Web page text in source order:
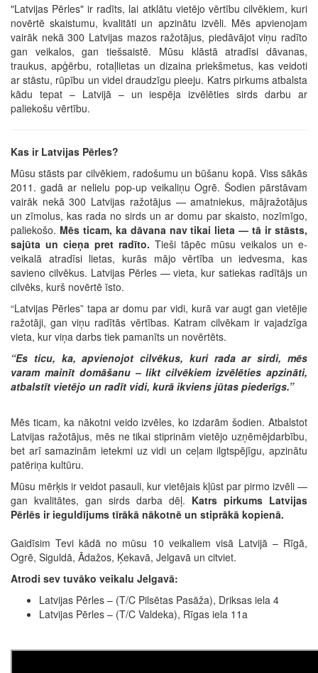
"Latvijas Pērles" ir radīts, lai atklātu vietējo vērtību cilvēkiem, kuri
novērtē skaistumu, kvalitāti un apzinātu izvēli. Mēs apvienojam
vairāk nekā 300 Latvijas mazos ražotājus, piedāvājot viņu radīto
gan veikalos, gan tiešsaistē. Mūsu klāstā atradīsi dāvanas,
traukus, apģērbu, rotaļlietas un dizaina priekšmetus, kas veidoti
ar stāstu, rūpību un videi draudzīgu pieeju. Katrs pirkums atbalsta
kādu tepat – Latvijā – un iespēja izvēlēties sirds darbu ar
paliekošu vērtību.
Kas ir Latvijas Pērles?
Mūsu stāsts par cilvēkiem, radošumu un būšanu kopā. Viss sākās
2011. gadā ar nelielu pop-up veikaliņu Ogrē. Šodien pārstāvam
vairāk nekā 300 Latvijas ražotājus — amatniekus, mājražotājus
un zīmolus, kas rada no sirds un ar domu par skaisto, nozīmīgo,
paliekošo. Mēs ticam, ka dāvana nav tikai lieta — tā ir stāsts,
sajūta un cieņa pret radīto. Tieši tāpēc mūsu veikalos un e-
veikalā atradīsi lietas, kurās mājo vērtība un iedvesma, kas
savieno cilvēkus. Latvijas Pērles — vieta, kur satiekas radītājs un
cilvēks, kurš novērtē īsto.
“Latvijas Pērles” tapa ar domu par vidi, kurā var augt gan vietējie
ražotāji, gan viņu radītās vērtības. Katram cilvēkam ir vajadzīga
vieta, kur viņa darbs tiek pamanīts un novērtēts.
“Es ticu, ka, apvienojot cilvēkus, kuri rada ar sirdi, mēs
varam mainīt domāšanu – likt cilvēkiem izvēlēties apzināti,
atbalstīt vietējo un radīt vidi, kurā ikviens jūtas piederīgs.”
Mēs ticam, ka nākotni veido izvēles, ko izdarām šodien. Atbalstot
Latvijas ražotājus, mēs ne tikai stiprinām vietējo uzņēmējdarbību,
bet arī samazinām ietekmi uz vidi un ceļam ilgtspējīgu, apzinātu
patēriņa kultūru.
Mūsu mērķis ir veidot pasauli, kur vietējais kļūst par pirmo izvēli —
gan kvalitātes, gan sirds darba dēļ. Katrs pirkums Latvijas
Pērlēs ir ieguldījums tīrākā nākotnē un stiprākā kopienā.
Gaidīsim Tevi kādā no mūsu 10 veikaliem visā Latvijā – Rīgā,
Ogrē, Siguldā, Ādažos, Ķekavā, Jelgavā un citviet.
Atrodi sev tuvāko veikalu Jelgavā:
Latvijas Pērles – (T/C Pilsētas Pasāža), Driksas iela 4
Latvijas Pērles – (T/C Valdeka), Rīgas iela 11a